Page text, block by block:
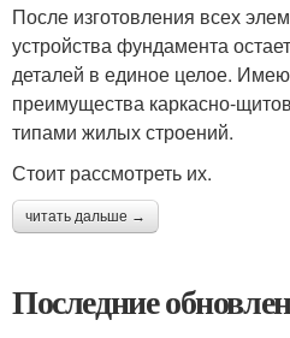
После изготовления всех
устройства фундамента
деталей в единое целое.
преимущества каркасно-
типами жилых строений.
Стоит рассмотреть их.
читать дальше →
Последние